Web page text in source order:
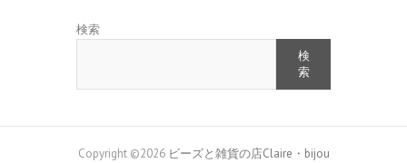
検索
検
索
Copyright ©2026 ビーズと雑貨の店Claire・bijou